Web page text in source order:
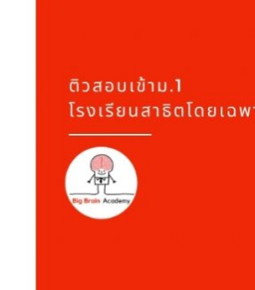
คอร์สโค้งสุดท้าย
สรุปเนื้อหาขั้นเทพ
ตะลุยโจทย์ยอดฮิต
Math-Sci Trilingual+
SPIP
รู้จักเรา
ทำเนียบคนเก่ง